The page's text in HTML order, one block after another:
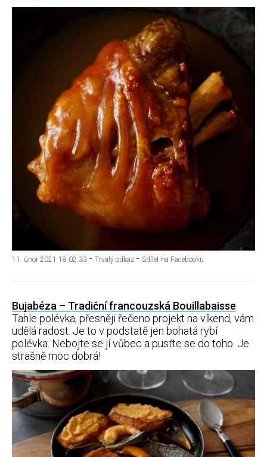
11. únor 2021 18:02:33 - Trvalý odkaz - Sdílet na Facebooku
Bujabéza – Tradiční francouzská Bouillabaisse
Tahle polévka, přesněji řečeno projekt na víkend, vám
udělá radost. Je to v podstatě jen bohatá rybí
polévka. Nebojte se jí vůbec a pusťte se do toho. Je
strašně moc dobrá!